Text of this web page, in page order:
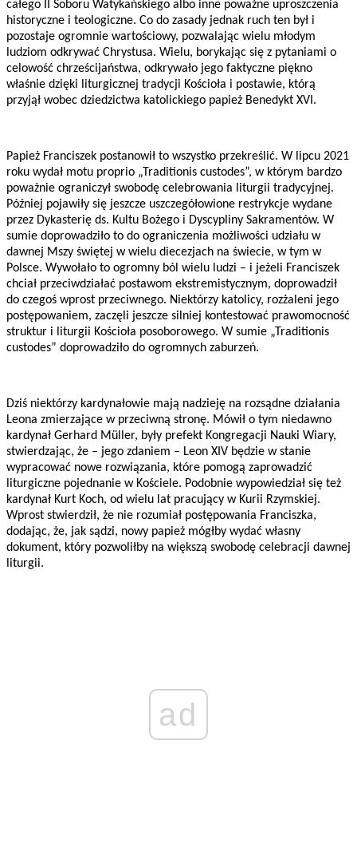
całego II Soboru Watykańskiego albo inne poważne uproszczenia
historyczne i teologiczne. Co do zasady jednak ruch ten był i
pozostaje ogromnie wartościowy, pozwalając wielu młodym
ludziom odkrywać Chrystusa. Wielu, borykając się z pytaniami o
celowość chrześcijaństwa, odkrywało jego faktyczne piękno
właśnie dzięki liturgicznej tradycji Kościoła i postawie, którą
przyjął wobec dziedzictwa katolickiego papież Benedykt XVI.
Papież Franciszek postanowił to wszystko przekreślić. W lipcu 2021
roku wydał motu proprio „Traditionis custodes”, w którym bardzo
poważnie ograniczył swobodę celebrowania liturgii tradycyjnej.
Później pojawiły się jeszcze uszczegółowione restrykcje wydane
przez Dykasterię ds. Kultu Bożego i Dyscypliny Sakramentów. W
sumie doprowadziło to do ograniczenia możliwości udziału w
dawnej Mszy świętej w wielu diecezjach na świecie, w tym w
Polsce. Wywołało to ogromny ból wielu ludzi – i jeżeli Franciszek
chciał przeciwdziałać postawom ekstremistycznym, doprowadził
do czegoś wprost przeciwnego. Niektórzy katolicy, rozżaleni jego
postępowaniem, zaczęli jeszcze silniej kontestować prawomocność
struktur i liturgii Kościoła posoborowego. W sumie „Traditionis
custodes” doprowadziło do ogromnych zaburzeń.
Dziś niektórzy kardynałowie mają nadzieję na rozsądne działania
Leona zmierzające w przeciwną stronę. Mówił o tym niedawno
kardynał Gerhard Müller, były prefekt Kongregacji Nauki Wiary,
stwierdzając, że – jego zdaniem – Leon XIV będzie w stanie
wypracować nowe rozwiązania, które pomogą zaprowadzić
liturgiczne pojednanie w Kościele. Podobnie wypowiedział się też
kardynał Kurt Koch, od wielu lat pracujący w Kurii Rzymskiej.
Wprost stwierdził, że nie rozumiał postępowania Franciszka,
dodając, że, jak sądzi, nowy papież mógłby wydać własny
dokument, który pozwoliłby na większą swobodę celebracji dawnej
liturgii.
ad